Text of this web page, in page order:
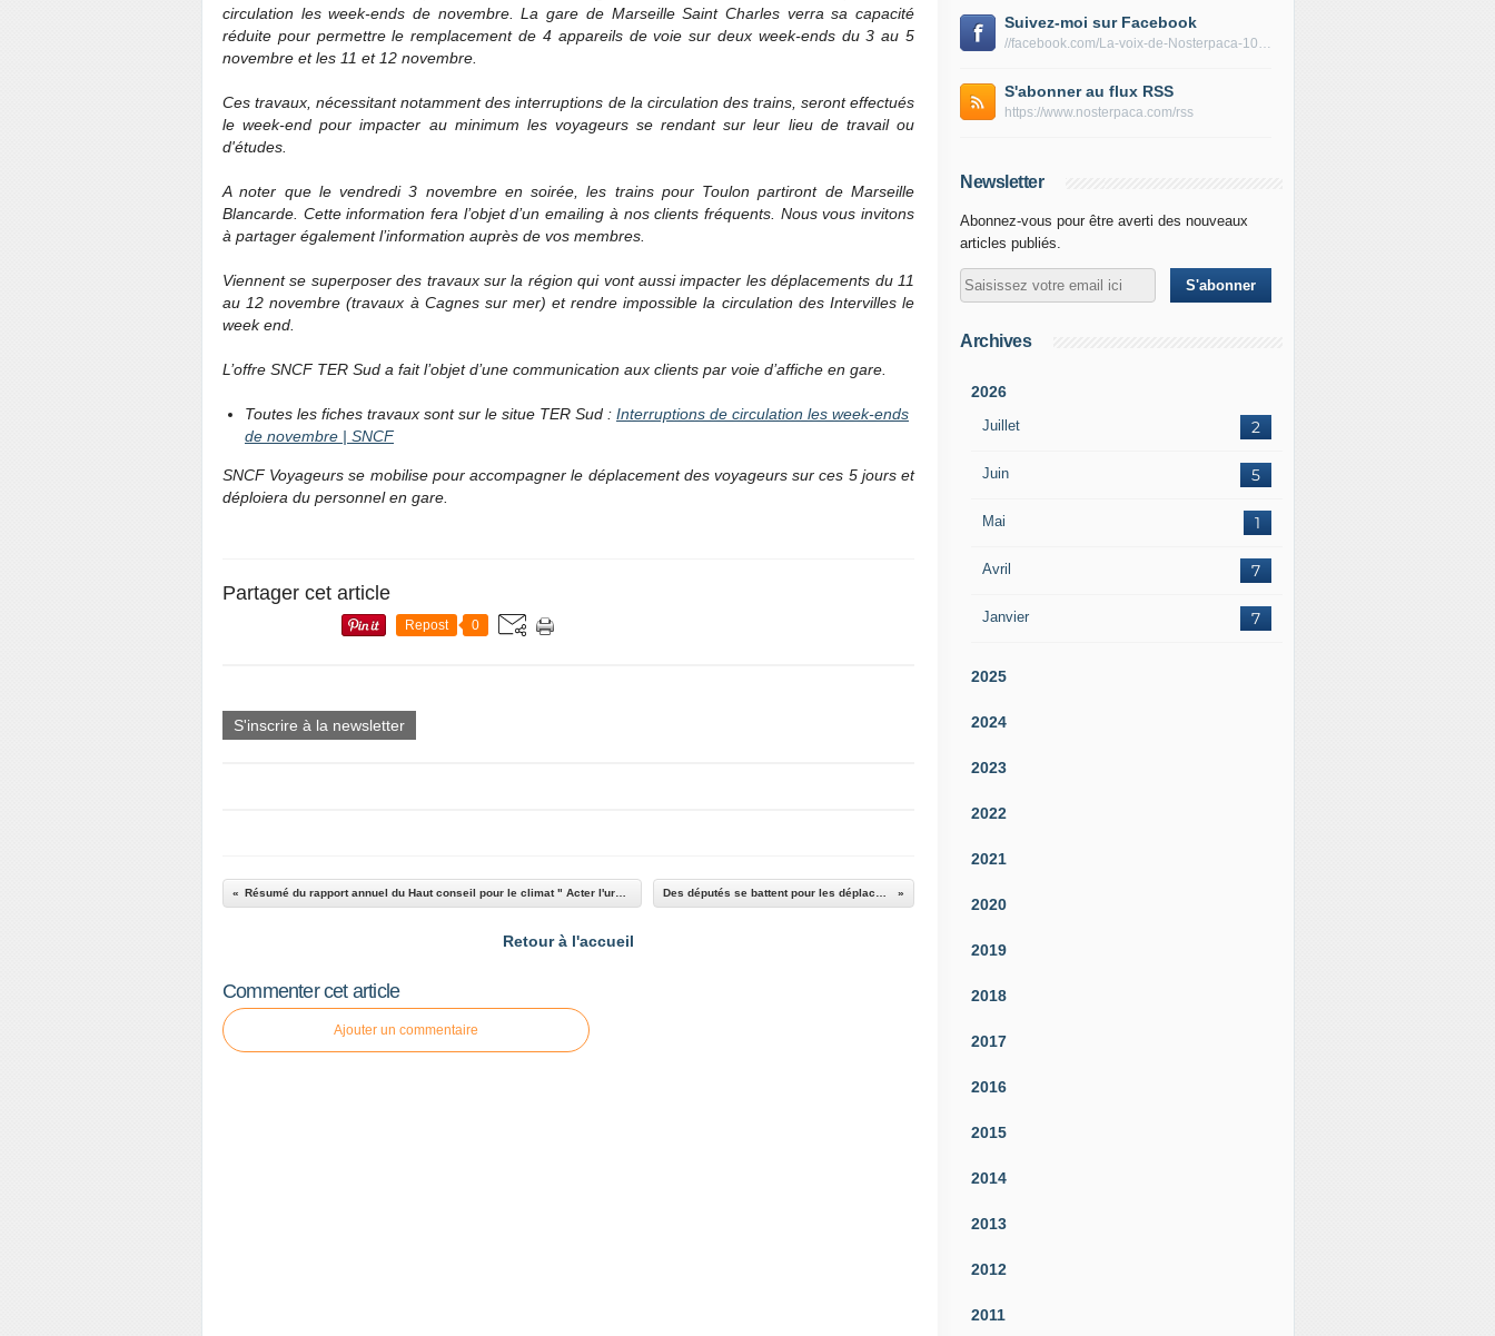
circulation les week-ends de novembre. La gare de Marseille Saint Charles verra sa capacité
réduite pour permettre le remplacement de 4 appareils de voie sur deux week-ends du 3 au 5
novembre et les 11 et 12 novembre.
Ces travaux, nécessitant notamment des interruptions de la circulation des trains, seront effectués
le week-end pour impacter au minimum les voyageurs se rendant sur leur lieu de travail ou
d'études.
A noter que le vendredi 3 novembre en soirée, les trains pour Toulon partiront de Marseille
Blancarde. Cette information fera l’objet d’un emailing à nos clients fréquents. Nous vous invitons
à partager également l’information auprès de vos membres.
Viennent se superposer des travaux sur la région qui vont aussi impacter les déplacements du 11
au 12 novembre (travaux à Cagnes sur mer) et rendre impossible la circulation des Intervilles le
week end.
L’offre SNCF TER Sud a fait l’objet d’une communication aux clients par voie d’affiche en gare.
Toutes les fiches travaux sont sur le situe TER Sud : Interruptions de circulation les week-ends
de novembre | SNCF
SNCF Voyageurs se mobilise pour accompagner le déplacement des voyageurs sur ces 5 jours et
déploiera du personnel en gare.
Partager cet article
Repost 0
S'inscrire à la newsletter
Retour à l'accueil
Commenter cet article
Ajouter un commentaire
Suivez-moi sur Facebook
//facebook.com/La-voix-de-Nosterpaca-106434384284735
S'abonner au flux RSS
https://www.nosterpaca.com/rss
Newsletter
Abonnez-vous pour être averti des nouveaux
articles publiés.
Archives
2026
Juillet 2
Juin 5
Mai 1
Avril 7
Janvier 7
2025
2024
2023
2022
2021
2020
2019
2018
2017
2016
2015
2014
2013
2012
2011